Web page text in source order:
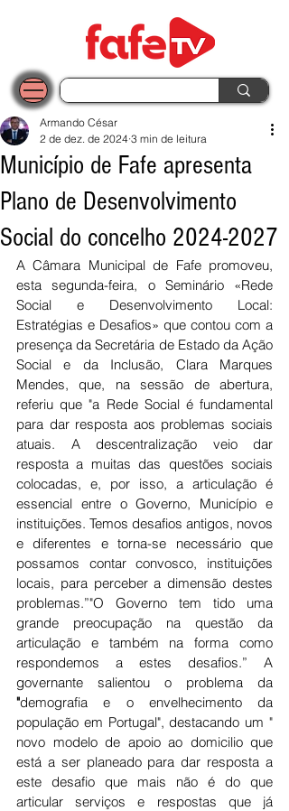
Município de Fafe apresenta
Plano de Desenvolvimento
Social do concelho 2024-2027
Armando César
2 de dez. de 2024 3 min de leitura
A Câmara Municipal de Fafe promoveu,
esta segunda-feira, o Seminário «Rede
Social e Desenvolvimento Local:
Estratégias e Desafios» que contou com a
presença da Secretária de Estado da Ação
Social e da Inclusão, Clara Marques
Mendes, que, na sessão de abertura,
referiu que "a Rede Social é fundamental
para dar resposta aos problemas sociais
atuais. A descentralização veio dar
resposta a muitas das questões sociais
colocadas, e, por isso, a articulação é
essencial entre o Governo, Município e
instituições. Temos desafios antigos, novos
e diferentes e torna-se necessário que
possamos contar convosco, instituições
locais, para perceber a dimensão destes
problemas.”"O Governo tem tido uma
grande preocupação na questão da
articulação e também na forma como
respondemos a estes desafios.” A
governante salientou o problema da
"demografia e o envelhecimento da
população em Portugal", destacando um "
novo modelo de apoio ao domicilio que
está a ser planeado para dar resposta a
este desafio que mais não é do que
articular serviços e respostas que já